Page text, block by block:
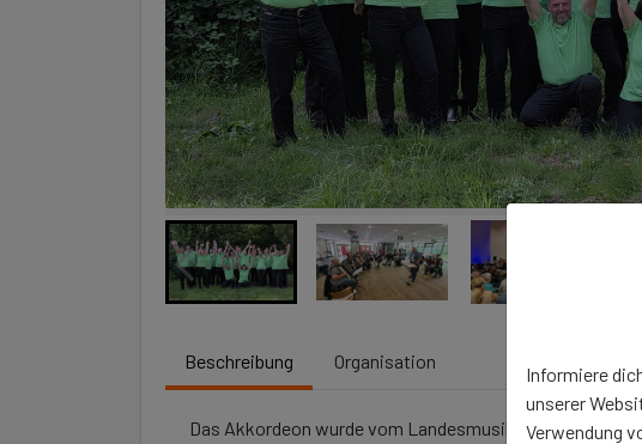
Informiere
unserer
Verwendung
Beschreibung Organisation
Das Akkordeon wurde vom Landesmusikrat zum